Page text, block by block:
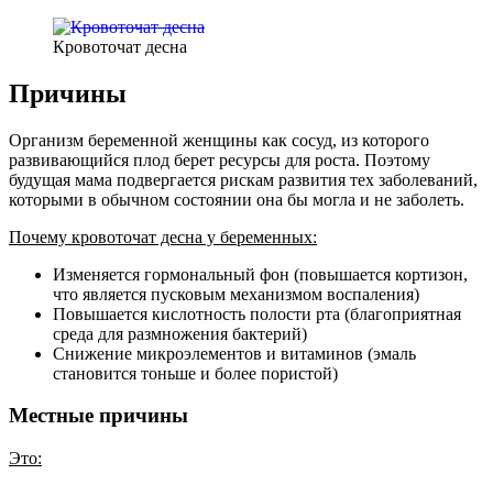
Кровоточат десна
Причины
Организм беременной женщины как сосуд, из которого
развивающийся плод берет ресурсы для роста. Поэтому
будущая мама подвергается рискам развития тех заболеваний,
которыми в обычном состоянии она бы могла и не заболеть.
Почему кровоточат десна у беременных:
Изменяется гормональный фон (повышается кортизон,
что является пусковым механизмом воспаления)
Повышается кислотность полости рта (благоприятная
среда для размножения бактерий)
Снижение микроэлементов и витаминов (эмаль
становится тоньше и более пористой)
Местные причины
Это: